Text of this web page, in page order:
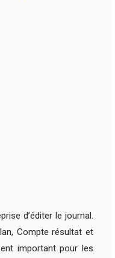
d’éditer le journal.
Compte résultat et
important pour les